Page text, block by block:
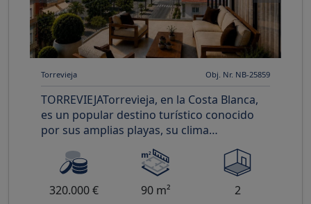
Torrevieja Obj. Nr. NB-25859
TORREVIEJATorrevieja, en la Costa Blanca,
es un popular destino turístico conocido
por sus amplias playas, su clima
mediterráneo y su ambiente vibran
320.000 € 90 m² 2